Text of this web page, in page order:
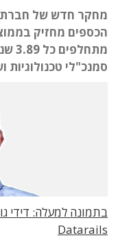
סמנכ"לי טכנולוגיות
בתמונה למעלה: דידי
Datarails